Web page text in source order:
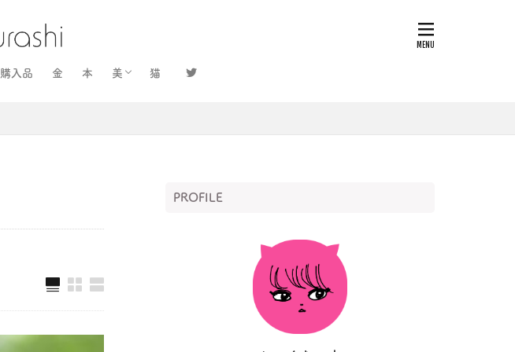
購入品 金 本 美 猫
PROFILE